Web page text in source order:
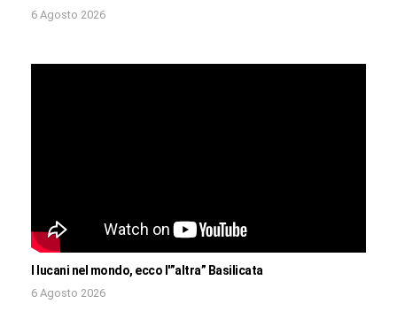
6 Agosto 2026
I lucani nel mondo, ecco l'”altra” Basilicata
6 Agosto 2026